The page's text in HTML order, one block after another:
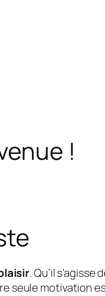
!
. Qu’il
seule motivation